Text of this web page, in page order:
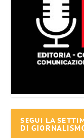
SEGUI LA
DI